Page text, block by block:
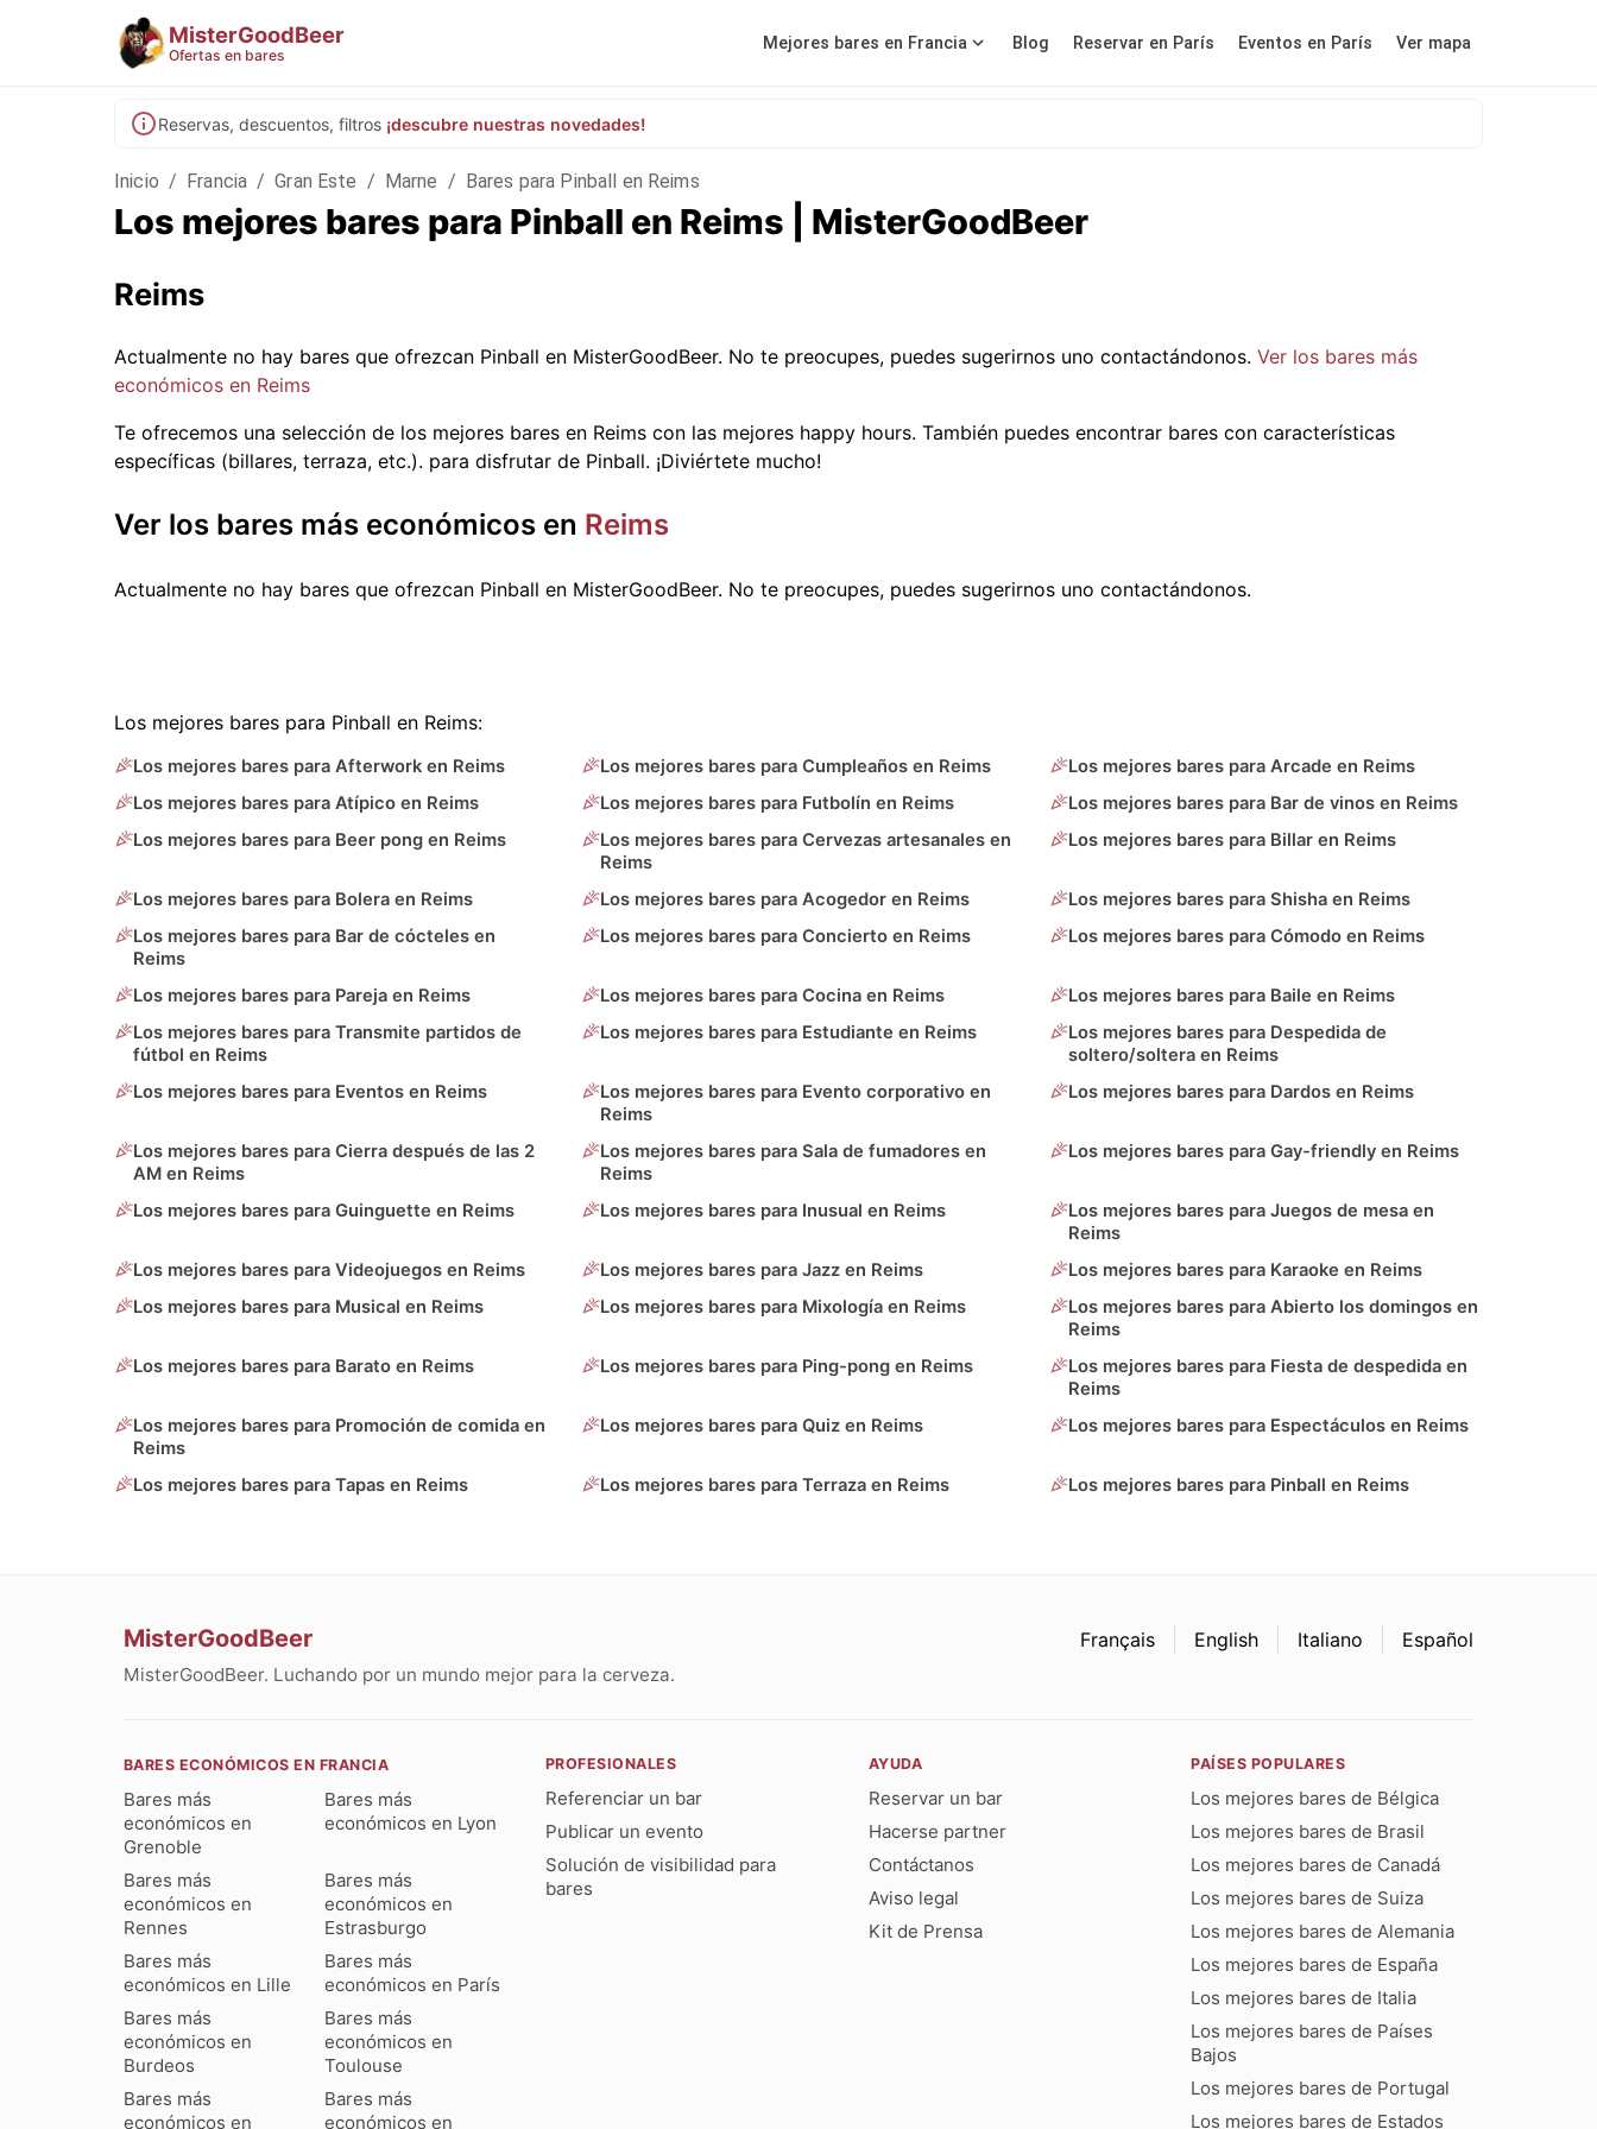
MisterGoodBeer
Ofertas en bares
Mejores bares en Francia Blog Reservar en París Eventos en París Ver mapa
Reservas, descuentos, filtros ¡descubre nuestras novedades!
Inicio / Francia / Gran Este / Marne / Bares para Pinball en Reims
Los mejores bares para Pinball en Reims | MisterGoodBeer
Reims
Actualmente no hay bares que ofrezcan Pinball en MisterGoodBeer. No te preocupes, puedes sugerirnos uno contactándonos. Ver los bares más
económicos en Reims
Te ofrecemos una selección de los mejores bares en Reims con las mejores happy hours. También puedes encontrar bares con características
específicas (billares, terraza, etc.). para disfrutar de Pinball. ¡Diviértete mucho!
Ver los bares más económicos en Reims
Actualmente no hay bares que ofrezcan Pinball en MisterGoodBeer. No te preocupes, puedes sugerirnos uno contactándonos.
Los mejores bares para Pinball en Reims:
Los mejores bares para Afterwork en Reims Los mejores bares para Cumpleaños en Reims
Los mejores bares para Arcade en Reims
Los mejores bares para Atípico en Reims
Los mejores bares para Futbolín en Reims
Los mejores bares para Bar de vinos en Reims
Los mejores bares para Beer pong en Reims
Los mejores bares para Cervezas artesanales en
Reims
Los mejores bares para Billar en Reims
Los mejores bares para Bolera en Reims Los mejores bares para Acogedor en Reims
Los mejores bares para Shisha en Reims
Los mejores bares para Bar de cócteles en
Reims
Los mejores bares para Concierto en Reims Los mejores bares para Cómodo en Reims
Los mejores bares para Pareja en Reims Los mejores bares para Cocina en Reims
Los mejores bares para Baile en Reims
Los mejores bares para Transmite partidos de
fútbol en Reims
Los mejores bares para Estudiante en Reims
Los mejores bares para Despedida de
soltero/soltera en Reims
Los mejores bares para Eventos en Reims
Los mejores bares para Evento corporativo en
Reims
Los mejores bares para Dardos en Reims
Los mejores bares para Cierra después de las 2
AM en Reims
Los mejores bares para Sala de fumadores en
Reims
Los mejores bares para Gay-friendly en Reims
Los mejores bares para Guinguette en Reims Los mejores bares para Inusual en Reims
Los mejores bares para Juegos de mesa en
Reims
Los mejores bares para Videojuegos en Reims
Los mejores bares para Jazz en Reims
Los mejores bares para Karaoke en Reims
Los mejores bares para Musical en Reims
Los mejores bares para Mixología en Reims
Los mejores bares para Abierto los domingos en
Reims
Los mejores bares para Barato en Reims
Los mejores bares para Ping-pong en Reims
Los mejores bares para Fiesta de despedida en
Reims
Los mejores bares para Promoción de comida en
Reims
Los mejores bares para Quiz en Reims Los mejores bares para Espectáculos en Reims
Los mejores bares para Tapas en Reims Los mejores bares para Terraza en Reims Los mejores bares para Pinball en Reims
MisterGoodBeer
MisterGoodBeer. Luchando por un mundo mejor para la cerveza.
Français English Italiano Español
BARES ECONÓMICOS EN FRANCIA
Bares más
económicos en
Grenoble
Bares más
económicos en Lyon
Bares más
económicos en
Rennes
Bares más
económicos en
Estrasburgo
Bares más
económicos en Lille
Bares más
económicos en París
Bares más
económicos en
Burdeos
Bares más
económicos en
Toulouse
Bares más
económicos en
Bares más
económicos en
PROFESIONALES
Referenciar un bar
Publicar un evento
Solución de visibilidad para
bares
AYUDA
Reservar un bar
Hacerse partner
Contáctanos
Aviso legal
Kit de Prensa
PAÍSES POPULARES
Los mejores bares de Bélgica
Los mejores bares de Brasil
Los mejores bares de Canadá
Los mejores bares de Suiza
Los mejores bares de Alemania
Los mejores bares de España
Los mejores bares de Italia
Los mejores bares de Países
Bajos
Los mejores bares de Portugal
Los mejores bares de Estados